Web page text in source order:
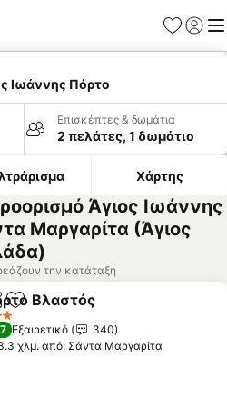
Ιωάννης Πόρτο
Επισκέπτες & δωμάτια
2 πελάτες, 1 δωμάτιο
Χάρτης
Άγιος Ιωάννης
Μαργαρίτα (Άγιος
την κατάταξη
Προσθήκη στα αγαπημένα
Βλαστός
Εξαιρετικό
340
χλμ. από: Σάντα Μαργαρίτα